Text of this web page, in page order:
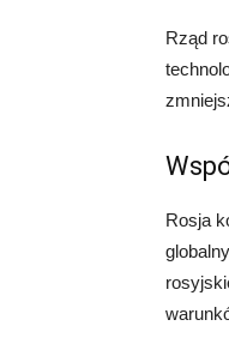
Rząd
Rosja